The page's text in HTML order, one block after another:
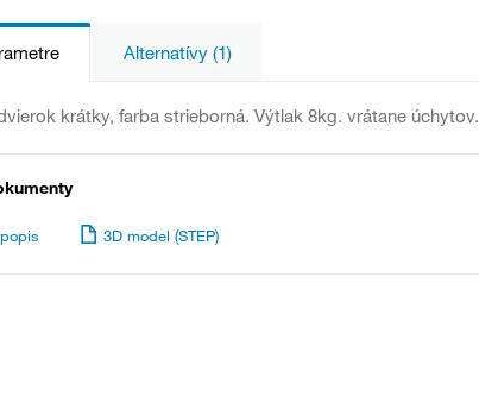
Alternatívy (1)
krátky, farba strieborná. Výtlak 8kg. vrátane úchytov.
3D model (STEP)